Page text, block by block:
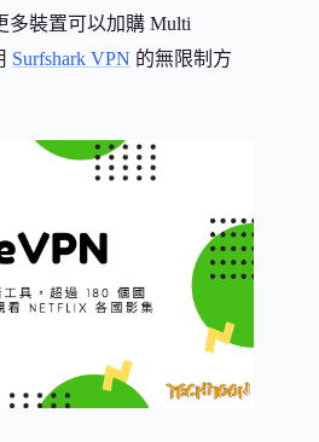
多裝置可以加購 Multi
Surfshark VPN 的無限制方